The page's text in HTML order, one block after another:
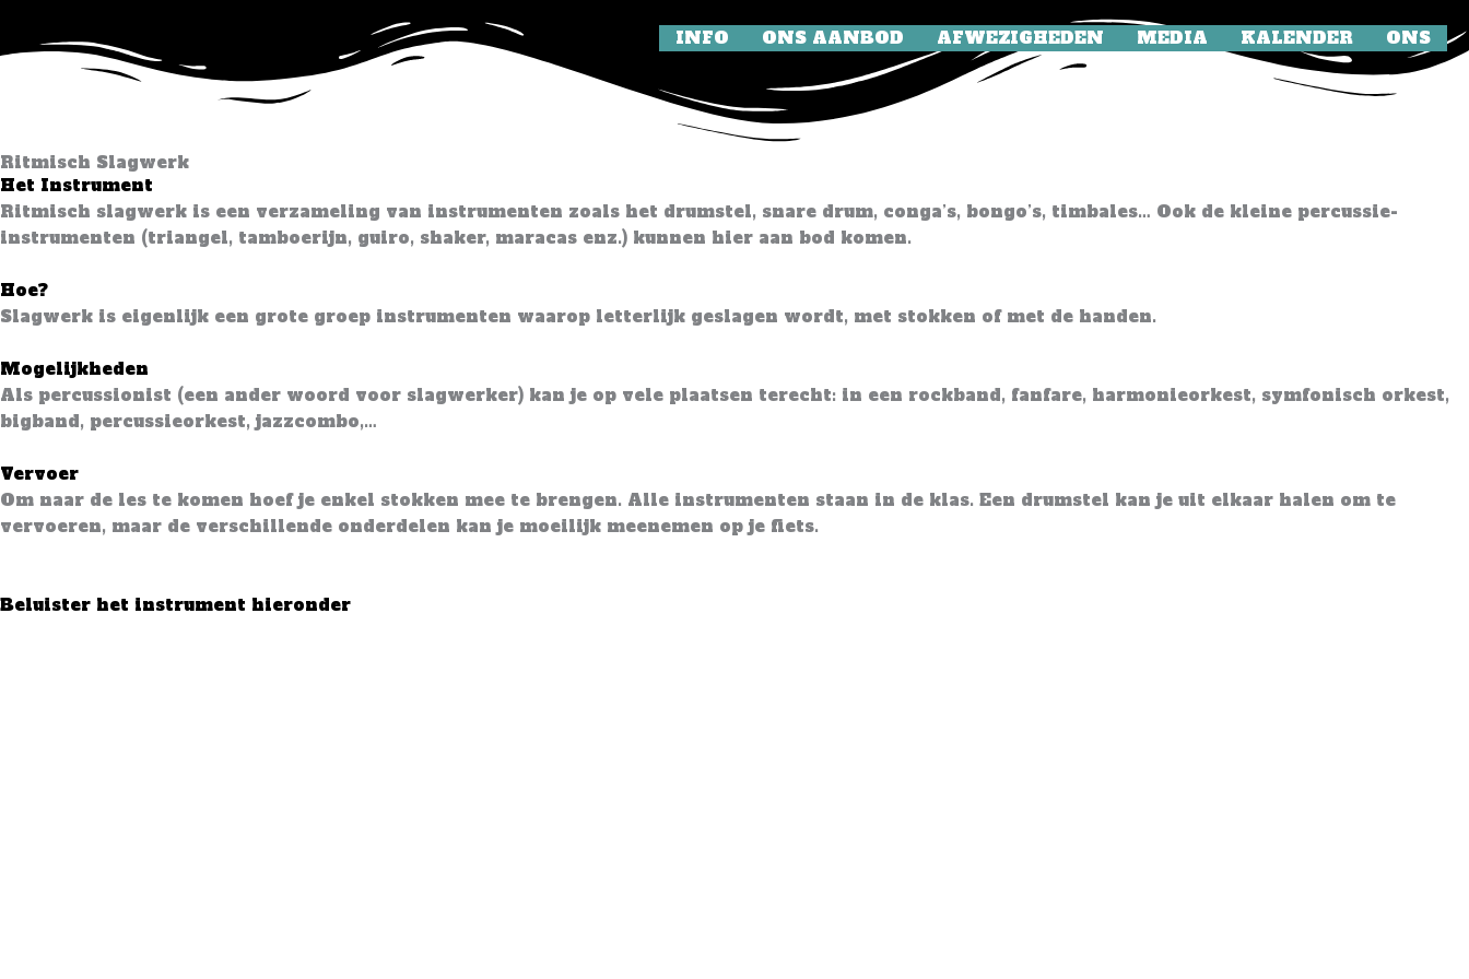
content
INFO ONS AANBOD AFWEZIGHEDEN MEDIA KALENDER ONS
Ritmisch Slagwerk
Het Instrument
Ritmisch slagwerk is een verzameling van instrumenten zoals het drumstel, snare drum, conga’s, bongo’s, timbales… Ook de kleine percussie-
instrumenten (triangel, tamboerijn, guiro, shaker, maracas enz.) kunnen hier aan bod komen.
Hoe?
Slagwerk is eigenlijk een grote groep instrumenten waarop letterlijk geslagen wordt, met stokken of met de handen.
Mogelijkheden
Als percussionist (een ander woord voor slagwerker) kan je op vele plaatsen terecht: in een rockband, fanfare, harmonieorkest, symfonisch orkest,
bigband, percussieorkest, jazzcombo,…
Vervoer
Om naar de les te komen hoef je enkel stokken mee te brengen. Alle instrumenten staan in de klas. Een drumstel kan je uit elkaar halen om te
vervoeren, maar de verschillende onderdelen kan je moeilijk meenemen op je fiets.
Beluister het instrument hieronder